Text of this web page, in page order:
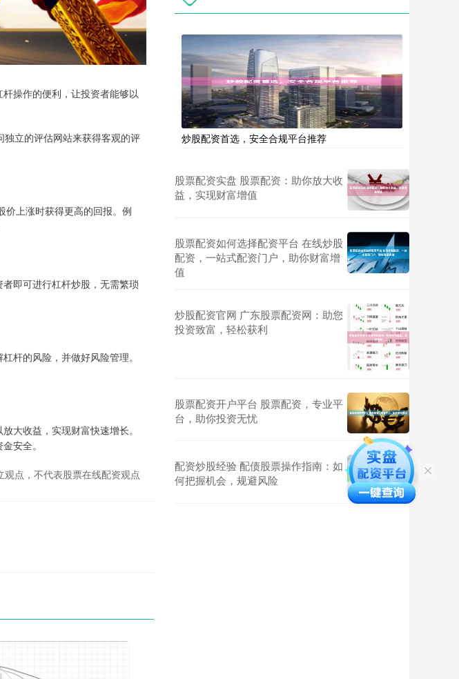
操作的便利，让投资者能够以
立的评估网站来获得客观的评
价上涨时获得更高的回报。例
即可进行杠杆炒股，无需繁琐
杆的风险，并做好风险管理。
大收益，实现财富快速增长。
安全。
观点，不代表股票在线配资观点
炒股配资首选，安全合规平台推荐
股票配资实盘 股票配资：助你放大收
益，实现财富增值
股票配资如何选择配资平台 在线炒股
配资，一站式配资门户，助你财富增
值
炒股配资官网 广东股票配资网：助您
投资致富，轻松获利
股票配资开户平台 股票配资，专业平
台，助你投资无忧
配资炒股经验 配债股票操作指南：如
何把握机会，规避风险